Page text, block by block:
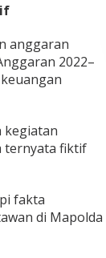
anggaran
2022–
kegiatan
ternyata fiktif
fakta
di Mapolda